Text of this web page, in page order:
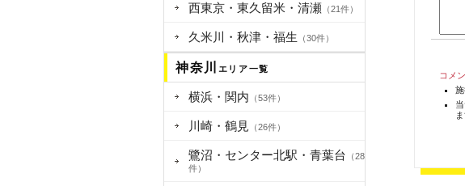
コメ
西東京・東久留米・清瀬 （21件）
久米川・秋津・福生 （30件）
神奈川 エリア一覧
横浜・関内 （53件）
川崎・鶴見 （26件）
鷺沼・センター北駅・青葉台 （28
件）